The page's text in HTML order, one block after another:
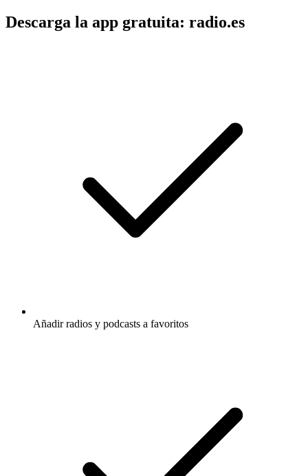
Descarga la app gratuita: radio.es
Añadir radios y podcasts a favoritos